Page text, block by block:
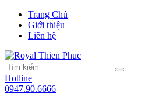
Trang Chủ
Giới thiệu
Liên hệ
Hotline
0947.90.6666